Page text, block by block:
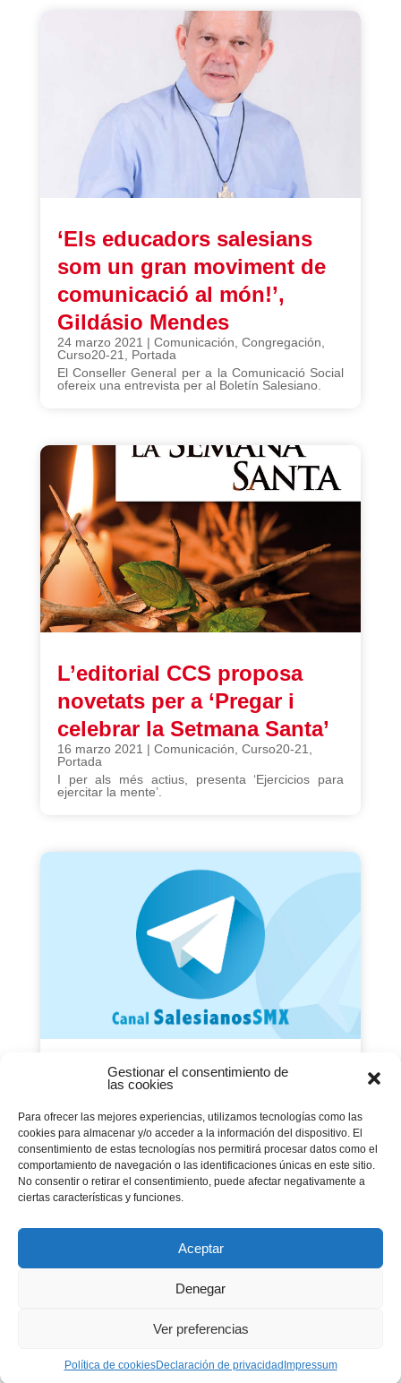
Gestionar el consentimiento de
las cookies
Para ofrecer las mejores experiencias, utilizamos tecnologías como las
cookies para almacenar y/o acceder a la información del dispositivo. El
consentimiento de estas tecnologías nos permitirá procesar datos como el
comportamiento de navegación o las identificaciones únicas en este sitio.
No consentir o retirar el consentimiento, puede afectar negativamente a
ciertas características y funciones.
Aceptar
Denegar
Ver preferencias
Política de cookiesDeclaración de privacidad Impressum
‘Els educadors salesians
som un gran moviment de
comunicació al món!’,
Gildásio Mendes
24 marzo 2021 | Comunicación Congregación
Curso20-21
Portada
El Conseller General per a la Comunicació Social
ofereix una entrevista per al Boletín Salesiano.
L’editorial CCS proposa
novetats per a ‘Pregar i
celebrar la Setmana Santa’
16 marzo 2021 | Comunicación Curso20-21
Portada
I per als més actius, presenta ‘Ejercicios para
ejercitar la mente’.
Salesians SMX també a
Telegram
05 marzo 2021| Comunicación,Curso20-21
La Inspectoria Salesiana Maria Auxiliadora
estrena canal de comunicació amb el qual rebre
les últimes notícies, publicacions i recursos
pastorals.
Página 4 de 9
« ...